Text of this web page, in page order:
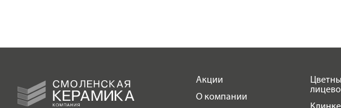
Акции
О компании